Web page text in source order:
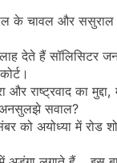
के चावल और
देते हैं सॉलिसिटर
और राष्ट्रवाद का
अनसुलझे सवाल?
को अयोध्या में रोड